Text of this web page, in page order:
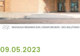
09.05.2023